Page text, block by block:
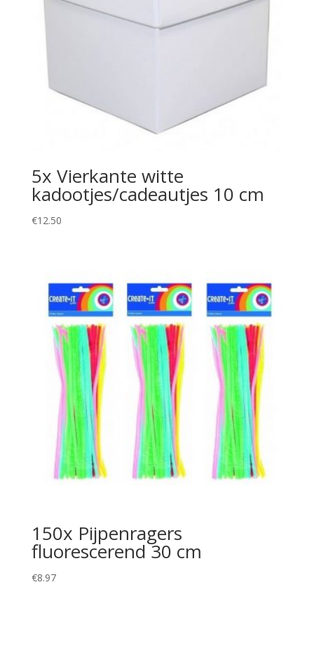
5x Vierkante witte
kadootjes/cadeautjes 10 cm
€12.50
150x Pijpenragers
fluorescerend 30 cm
€8.97